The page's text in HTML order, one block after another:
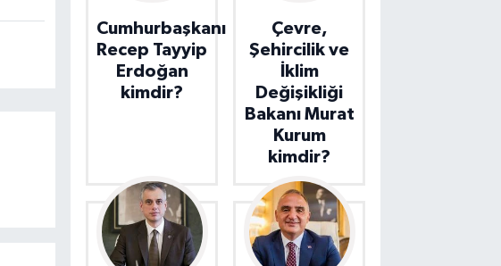
Cumhurbaşkanı
Recep Tayyip
Erdoğan
kimdir?
Çevre,
Şehircilik ve
İklim
Değişikliği
Bakanı Murat
Kurum
kimdir?